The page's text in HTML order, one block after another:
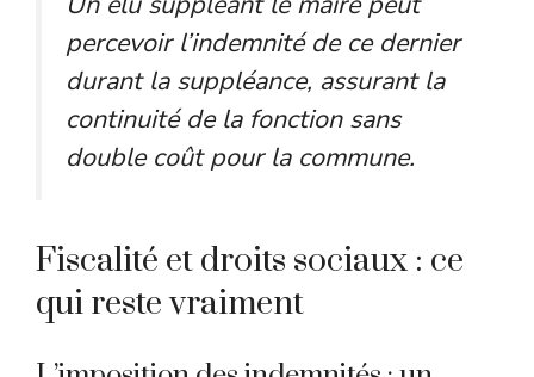
percevoir l’indemnité de ce dernier
durant la suppléance, assurant la
continuité de la fonction sans
double coût pour la commune.
Fiscalité et droits sociaux : ce
qui reste vraiment